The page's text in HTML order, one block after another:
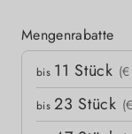
Mengenrabatte
Mengenrabatte
bis 11 Stück
bis23 Stück